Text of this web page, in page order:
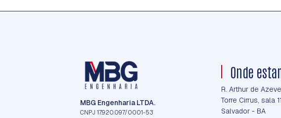
MBG Engenharia LTDA.
CNPJ 17.920.097/0001-53
Onde
R. Arthur de
Torre Cirrus, sala
Salvador - BA